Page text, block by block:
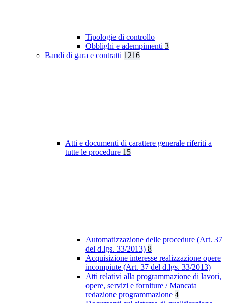
Tipologie di controllo
Obblighi e adempimenti 3
Bandi di gara e contratti 1216
Atti e documenti di carattere generale riferiti a
tutte le procedure 15
Automatizzazione delle procedure (Art. 37
del d.lgs. 33/2013) 8
Acquisizione interesse realizzazione opere
incompiute (Art. 37 del d.lgs. 33/2013)
Atti relativi alla programmazione di lavori,
opere, servizi e forniture / Mancata
redazione programmazione 4